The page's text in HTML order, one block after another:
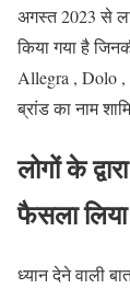
अगस्त 2023 से
किया गया है
Allegra , Dolo
ब्रांड का नाम
लोगों के
फैसला लिया
ध्यान देने वाली